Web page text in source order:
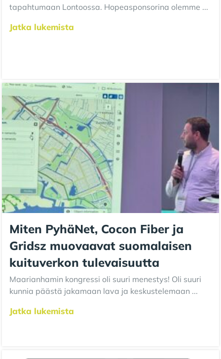
tapahtumaan Lontoossa. Hopeasponsorina olemme ...
Jatka lukemista
Miten PyhäNet, Cocon Fiber ja
Gridsz muovaavat suomalaisen
kuituverkon tulevaisuutta
Maarianhamin kongressi oli suuri menestys! Oli suuri
kunnia päästä jakamaan lava ja keskustelemaan ...
Jatka lukemista